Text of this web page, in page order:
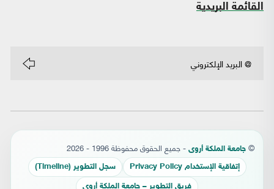
القائمة البريدية
© جامعة الملكة أروى - جميع الحقوق محفوظة 1996 - 2026
إتفاقية الإستخدام Privacy Policy سجل التطوير (Timeline)
فريق التطوير – جامعة الملكة أروى